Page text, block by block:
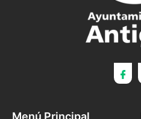
Menú Principal